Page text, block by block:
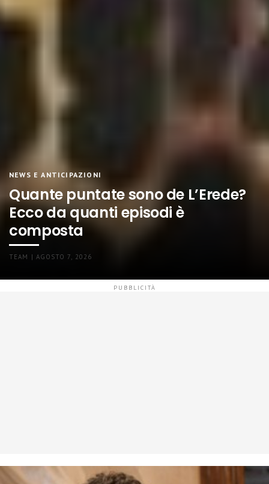
NEWS E ANTICIPAZIONI
Quante puntate sono de L’Erede?
Ecco da quanti episodi è
composta
TEAM | AGOSTO 7, 2026